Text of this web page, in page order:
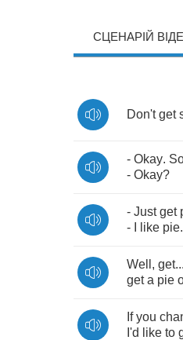
СЦЕНАРІЙ
Don't get
- Okay.
- Okay?
- Just get
-
like pie.
Well , get...
get a pie
If you
I'd
like to